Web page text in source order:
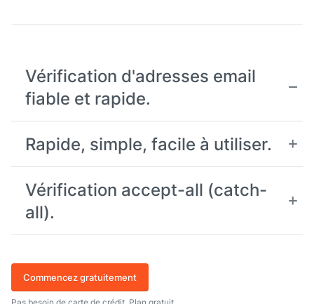
Vérification d'adresses email
fiable et rapide.
Rapide, simple, facile à utiliser.
Vérification accept-all (catch-
all).
Commencez gratuitement